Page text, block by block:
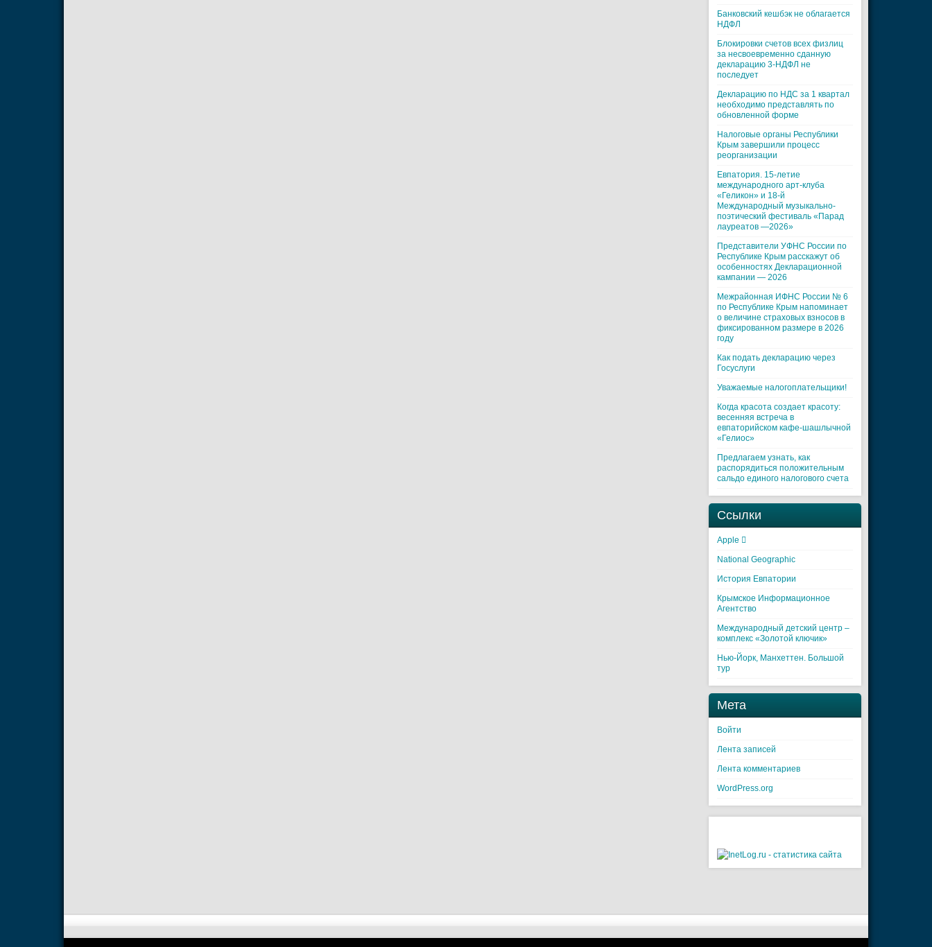
Банковский кешбэк не облагается
НДФЛ
Блокировки счетов всех физлиц
за несвоевременно сданную
декларацию 3-НДФЛ не
последует
Декларацию по НДС за 1 квартал
необходимо представлять по
обновленной форме
Налоговые органы Республики
Крым завершили процесс
реорганизации
Евпатория. 15-летие
международного арт-клуба
«Геликон» и 18-й
Международный музыкально-
поэтический фестиваль «Парад
лауреатов —2026»
Представители УФНС России по
Республике Крым расскажут об
особенностях Декларационной
кампании — 2026
Межрайонная ИФНС России № 6
по Республике Крым напоминает
о величине страховых взносов в
фиксированном размере в 2026
году
Как подать декларацию через
Госуслуги
Уважаемые налогоплательщики!
Когда красота создает красоту:
весенняя встреча в
евпаторийском кафе-шашлычной
«Гелиос»
Предлагаем узнать, как
распорядиться положительным
сальдо единого налогового счета
Ссылки
Apple 
National Geographic
История Евпатории
Крымское Информационное
Агентство
Международный детский центр –
комплекс «Золотой ключик»
Нью-Йорк, Манхеттен. Большой
тур
Мета
Войти
Лента записей
Лента комментариев
WordPress.org